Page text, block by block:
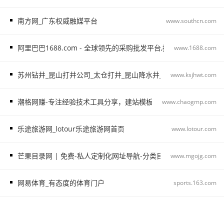
南方网_广东权威融媒平台 www.southcn.com
阿里巴巴1688.com - 全球领先的采购批发平台,批发网www.1688.com
苏州钻井_昆山打井公司_太仓打井_昆山降水井_苏州基坑降水_太
www.ksjhwt.com
潮格网赚-专注经验技术工具分享，建站模板精选。www.chaogmp.com
乐途旅游网_lotour乐途旅游网首页 www.lotour.com
芒果目录网 | 免费-私人定制化网址导航-分类目录网站大全导航站
www.mgojg.com
网易体育_有态度的体育门户 sports.163.com